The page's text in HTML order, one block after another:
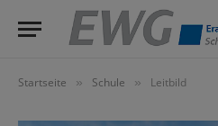
Startseite » Schule » Leitbild